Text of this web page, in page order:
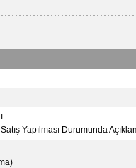
Yapılması Durumunda